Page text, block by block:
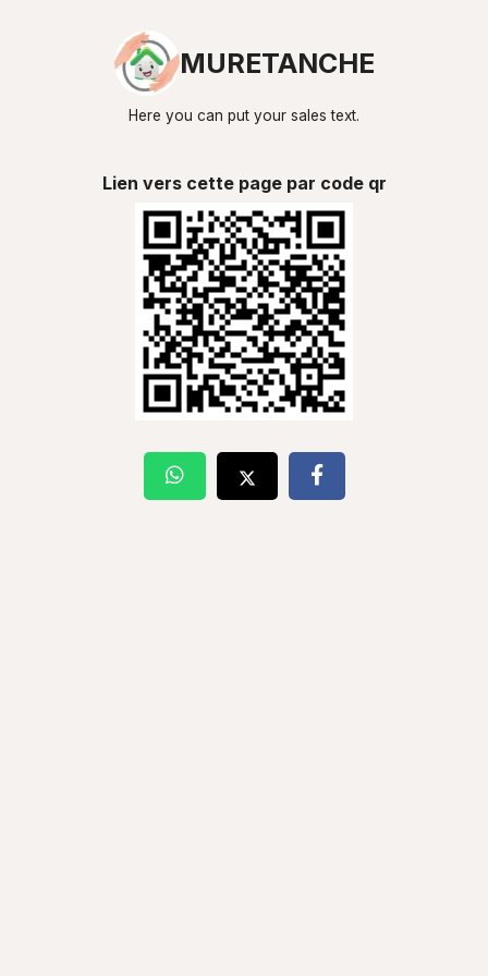
MURETANCHE
Here you can put your sales text.
Lien vers cette page par code qr